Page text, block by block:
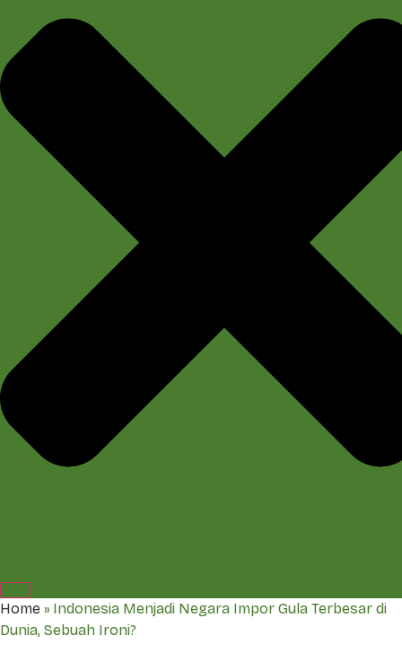
Home » Indonesia Menjadi Negara Impor Gula Terbesar di
Dunia, Sebuah Ironi?